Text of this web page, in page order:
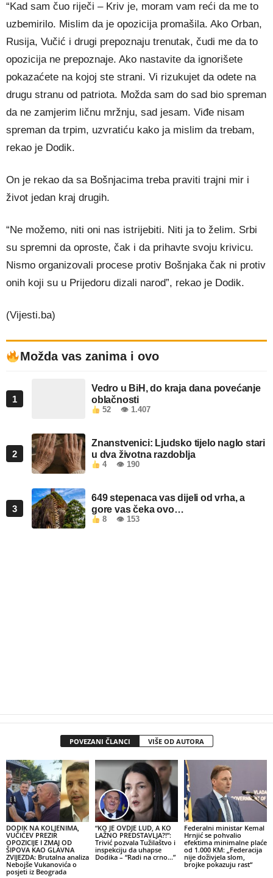
“Kad sam čuo riječi – Kriv je, moram vam reći da me to
uzbemirilo. Mislim da je opozicija promašila. Ako Orban,
Rusija, Vučić i drugi prepoznaju trenutak, čudi me da to
opozicija ne prepoznaje. Ako nastavite da ignorišete
pokazaćete na kojoj ste strani. Vi rizukujet da odete na
drugu stranu od patriota. Možda sam do sad bio spreman
da ne zamjerim ličnu mržnju, sad jesam. Viđe nisam
spreman da trpim, uzvratiću kako ja mislim da trebam,
rekao je Dodik.
On je rekao da sa Bošnjacima treba praviti trajni mir i
život jedan kraj drugih.
“Ne možemo, niti oni nas istrijebiti. Niti ja to želim. Srbi
su spremni da oproste, čak i da prihavte svoju krivicu.
Nismo organizovali procese protiv Bošnjaka čak ni protiv
onih koji su u Prijedoru dizali narod”, rekao je Dodik.
(Vijesti.ba)
Možda vas zanima i ovo
1
Vedro u BiH, do kraja dana povećanje
oblačnosti
52 👁 1.407
2
Znanstvenici: Ljudsko tijelo naglo stari
u dva životna razdoblja
4 👁 190
3
649 stepenaca vas dijeli od vrha, a
gore vas čeka ovo…
8 👁 153
POVEZANI ČLANCI VIŠE OD AUTORA
DODIK NA KOLJENIMA,
VUČIĆEV PREZIR
OPOZICIJE I ZMAJ OD
ŠIPOVA KAO GLAVNA
ZVIJEZDA: Brutalna analiza
Nebojše Vukanovića o
posjeti iz Beograda
“KO JE OVDJE LUD, A KO
LAŽNO PREDSTAVLJA?!”:
Trivić pozvala Tužilaštvo i
inspekciju da uhapse
Dodika – “Radi na crno…”
Federalni ministar Kemal
Hrnjić se pohvalio
efektima minimalne plaće
od 1.000 KM: „Federacija
nije doživjela slom,
brojke pokazuju rast“